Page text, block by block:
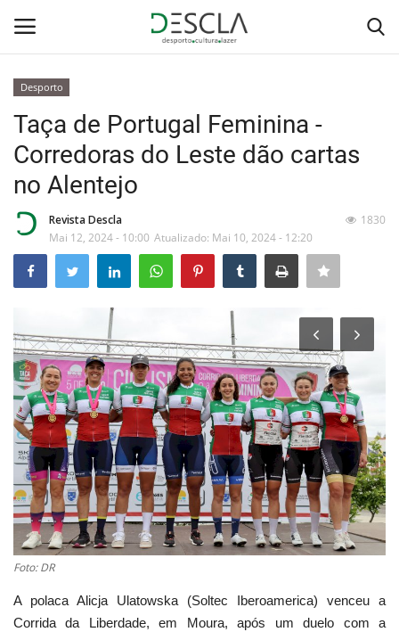
Home
Desporto
Sobre Nós
Educação
Estatuto Editorial
Saúde
Ficha técnica
Cultura
Lazer
Desporto
Taça de Portugal Feminina -
Corredoras do Leste dão cartas
no Alentejo
Revista Descla
Mai 12, 2024 - 10:00 Atualizado: Mai 10, 2024 - 12:20
1830
Foto: DR
A polaca Alicja Ulatowska (Soltec Iberoamerica) venceu a
Corrida da Liberdade, em Moura, após um duelo com a